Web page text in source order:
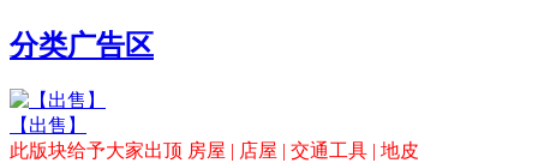
分类广告区
【出售】
此版块给予大家出顶 房屋 | 店屋 | 交通工具 | 地皮